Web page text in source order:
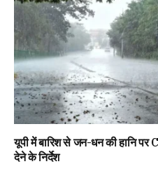
यूपी में बारिश से जन-धन की हानि पर
देने के निर्देश